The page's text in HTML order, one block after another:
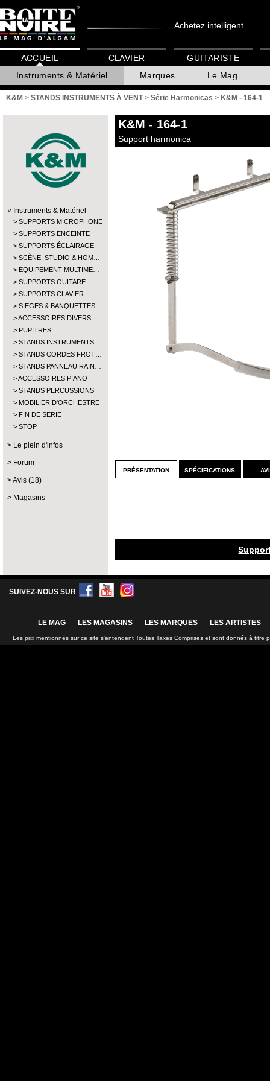
Achetez intelligent...
ACCUEIL
Instruments & Matériel
Marques Le Mag
CLAVIER GUITARISTE
K&M > STANDS INSTRUMENTS À VENT> Série Harmonicas > K&M - 164-1
Instruments & Matériel
SUPPORTS MICROPHONE
SUPPORTS ENCEINTE
SUPPORTS ÉCLAIRAGE
SCÈNE, STUDIO & HOM…
EQUIPEMENT MULTIME…
SUPPORTS GUITARE
SUPPORTS CLAVIER
SIEGES & BANQUETTES
ACCESSOIRES DIVERS
PUPITRES
STANDS INSTRUMENTS …
STANDS CORDES FROT…
STANDS PANNEAU RAIN…
ACCESSOIRES PIANO
STANDS PERCUSSIONS
MOBILIER D'ORCHESTRE
FIN DE SERIE
STOP
Le plein d'infos
Forum
Avis (18)
Magasins
K&M - 164-1
Support harmonica
présentation spécifications
SUIVEZ-NOUS SUR
LE MAG LES MAGASINS LES MARQUES LES ARTISTES
Les prix mentionnés sur ce site s'entendent Toutes Taxes Comprises et sont donnés à